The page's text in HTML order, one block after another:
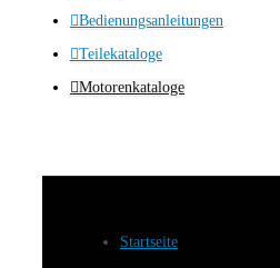
Bedienungsanleitungen
Teilekataloge
Motorenkataloge
Startseite